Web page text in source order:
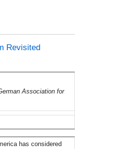
Revisited
Association for
has considered